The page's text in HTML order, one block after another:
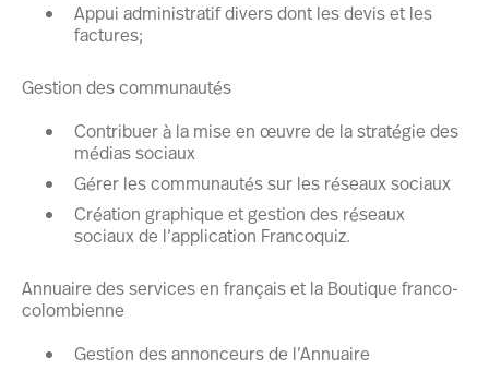
Appui administratif divers dont les devis et les
factures;
Gestion des communautés
Contribuer à la mise en œuvre de la stratégie des
médias sociaux
Gérer les communautés sur les réseaux sociaux
Création graphique et gestion des réseaux
sociaux de l’application Francoquiz.
Annuaire des services en français et la Boutique franco-
colombienne
Gestion des annonceurs de l’Annuaire